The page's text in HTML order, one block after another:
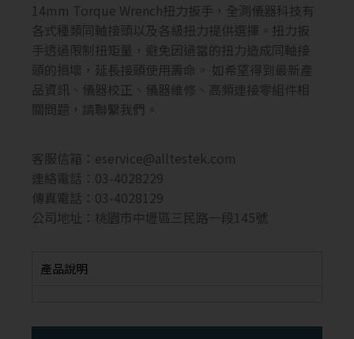
14mm Torque Wrench扭力扳手，全測儀器科技有
各式種類同軸接頭以及各級扭力提供選擇。扭力扳
手透過限制扭矩量，避免因過當的扭力造成同軸接
頭的損壞，延長接頭使用壽命。 如希望得到最新產
品資訊、儀器校正、儀器維修、高頻連接零組件相
關問題，請聯繫我們。
客服信箱： eservice@alltestek.com
連絡電話：03-4028229
傳真電話：03-4028129
公司地址：桃園市中壢區三民路一段145號
產品說明